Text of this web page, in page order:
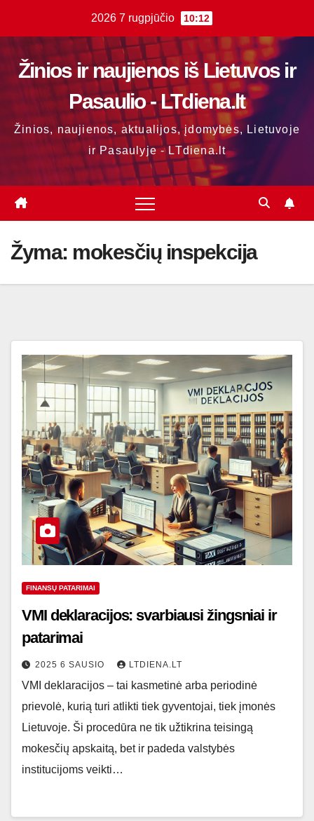
content
2026 7 rugpjūčio 10:12
Žinios ir naujienos iš Lietuvos ir
Pasaulio - LTdiena.lt
Žinios, naujienos, aktualijos, įdomybės, Lietuvoje
ir Pasaulyje - LTdiena.lt
Žyma: mokesčių inspekcija
FINANSŲ PATARIMAI
VMI deklaracijos: svarbiausi žingsniai ir
patarimai
2025 6 SAUSIO LTDIENA.LT
VMI deklaracijos – tai kasmetinė arba periodinė
prievolė, kurią turi atlikti tiek gyventojai, tiek įmonės
Lietuvoje. Ši procedūra ne tik užtikrina teisingą
mokesčių apskaitą, bet ir padeda valstybės
institucijoms veikti…